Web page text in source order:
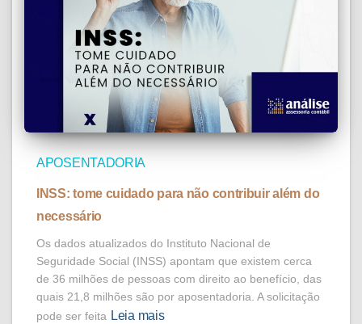
APOSENTADORIA
INSS: tome cuidado para não contribuir além do
necessário
Os dados atualizados do Instituto Nacional de
Seguridade Social (INSS) apontam que existem cerca
de 36 milhões de pessoas com direito ao benefício, das
quais 21,8 milhões são por aposentadoria. A solicitação
pode ser feita Leia mais